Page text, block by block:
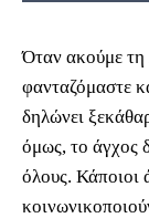
Όταν ακούμε τη
φανταζόμαστε
δηλώνει
όμως, το άγχος
όλους. Κάποιοι